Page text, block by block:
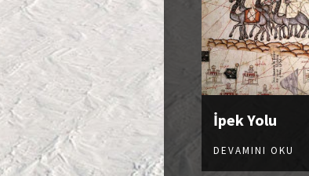
İpek Yolu
DEVAMINI OKU